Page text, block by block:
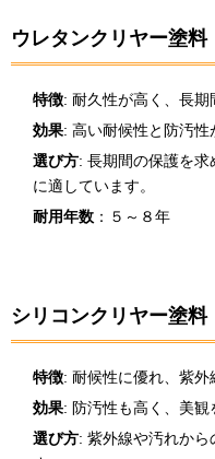
ウレタンクリヤー塗料
特徴: 耐久性が高く、長期
効果: 高い耐候性と防汚性
選び方: 長期間の保護を
に適しています。
耐用年数 ：５～８年
シリコンクリヤー塗料
特徴: 耐候性に優れ、紫外
効果: 防汚性も高く、美観
選び方: 紫外線や汚れから